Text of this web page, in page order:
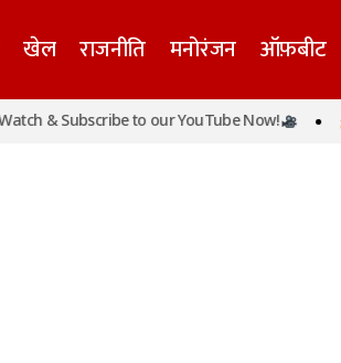
खेल राजनीति मनोरंजन ऑफ़बीट
& Subscribe to our YouTube Now!